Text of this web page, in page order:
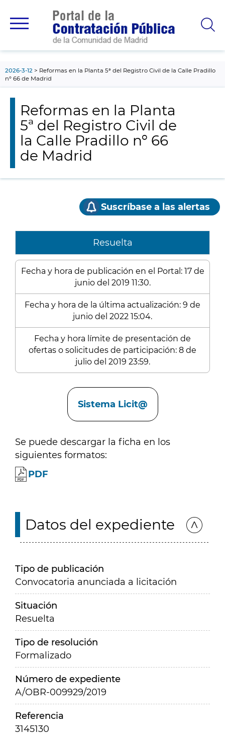
principal
2026-3-12
Reformas en la Planta 5ª del Registro Civil de la Calle Pradillo
nº 66 de Madrid
Reformas en la Planta
5ª del Registro Civil de
la Calle Pradillo nº 66
de Madrid
Suscríbase a las alertas
Resuelta
Fecha y hora de publicación en el Portal: 17 de
junio del 2019 11:30.
Fecha y hora de la última actualización: 9 de
junio del 2022 15:04.
Fecha y hora límite de presentación de
ofertas o solicitudes de participación: 8 de
julio del 2019 23:59.
Sistema Licit@
Se puede descargar la ficha en los
siguientes formatos:
PDF
Datos del expediente
Tipo de publicación
Convocatoria anunciada a licitación
Situación
Resuelta
Tipo de resolución
Formalizado
Número de expediente
A/OBR-009929/2019
Referencia
3145130